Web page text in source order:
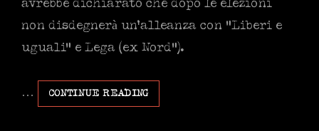
avrebbe dichiarato che dopo le elezioni
non disdegnerà un’alleanza con ”Liberi e
uguali” e Lega (ex Nord”).
… CONTINUE READINGPER
QUESTO